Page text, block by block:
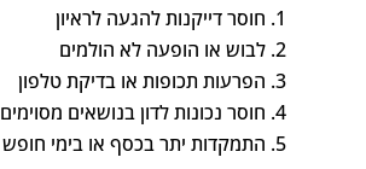
חוסר דייקנות להגעה לראיון
לבוש או הופעה לא הולמים
הפרעות תכופות או בדיקת טלפון
חוסר נכונות לדון בנושאים מסוימים
התמקדות יתר בכסף או בימי חופש